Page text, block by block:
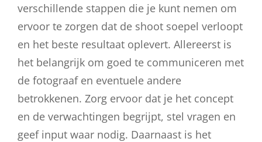
verschillende stappen die je kunt nemen om
ervoor te zorgen dat de shoot soepel verloopt
en het beste resultaat oplevert. Allereerst is
het belangrijk om goed te communiceren met
de fotograaf en eventuele andere
betrokkenen. Zorg ervoor dat je het concept
en de verwachtingen begrijpt, stel vragen en
geef input waar nodig. Daarnaast is het